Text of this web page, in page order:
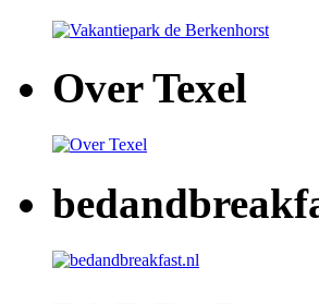
Over Texel